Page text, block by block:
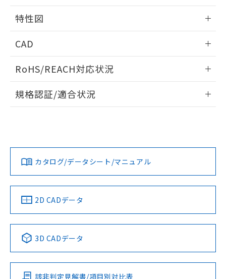
タイムチャート
相互干渉
A: 120mm以上、B: 100mm以上
周囲金属の影響
以上、n: 40mm以上
特性図
検出物体の大きさと材質による影響
検出領域
CAD
ドすることができます。
ログイン/会員登録
ダウンロードデータをご利用いただく前に、以下を必ずお読
みください。
ソフトウェアの使用条件
RoHS/REACH対応状況
EU RoHS 注意事項・凡例
対応済み
中国 RoHS 注意事項・凡例
Pb Hg Cd Cr(VI)
規格認証/適合状況
LR型式承認
（イギリス
船舶規格）
DNV型式承認
（ノルウェー
BV型式承認
（フランス
KR型式
（韓国
No No No No
この製品の規格認証/適合状況ページへ
その他の認証はこちらのページからご検索ください
カタログ/データシート/マニュアル
2D CADデータ
3D CADデータ
該非判定見解書/項目別対比表
す。